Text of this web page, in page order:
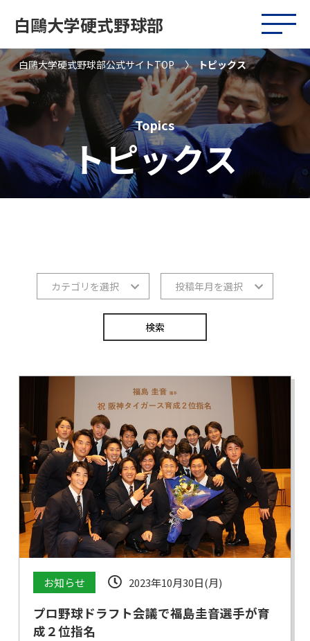
白鷗大学硬式野球部
白鷗大学硬式野球部公式サイトTOP トピックス
Topics
トピックス
お知らせ 2023年10月30日(月)
プロ野球ドラフト会議で福島圭音選手が育
成２位指名